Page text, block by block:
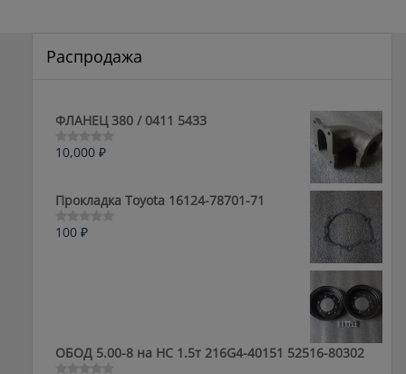
Распродажа
ФЛАНЕЦ 380 / 0411 5433
Оценка
5
10,000 ₽
Прокладка Toyota 16124-78701-71
Оценка
100 ₽
ОБОД 5.00-8 на HC 1.5т 216G4-40151 52516-80302